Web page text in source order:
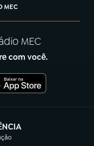
MEC
MEC
com você.
em nova aba)